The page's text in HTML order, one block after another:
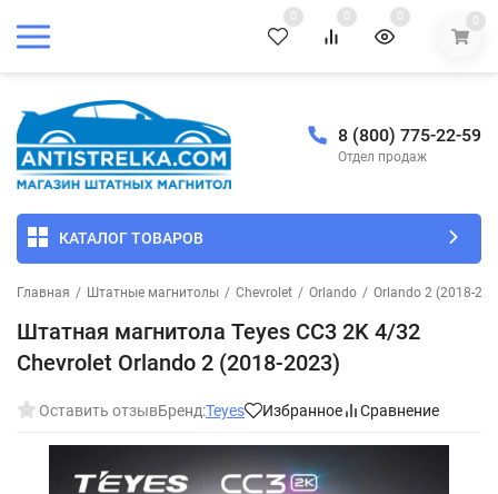
0 0 0 0
8 (800) 775-22-59
Отдел продаж
КАТАЛОГ ТОВАРОВ
Главная / Штатные магнитолы / Chevrolet / Orlando / Orlando 2 (2018-
Штатная магнитола Teyes CC3 2K 4/32
Chevrolet Orlando 2 (2018-2023)
Оставить отзывБренд:Teyes Избранное Сравнение